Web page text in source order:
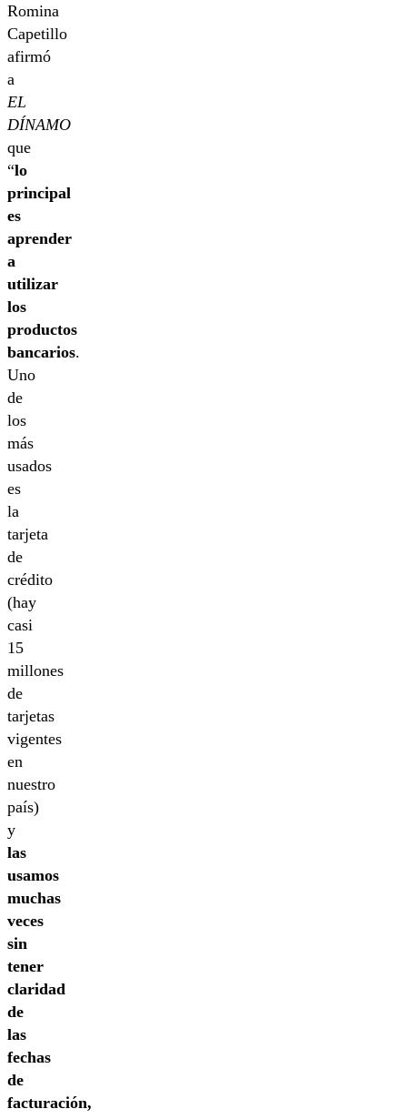
Romina
Capetillo
afirmó
a
EL
DÍNAMO
que
“lo
principal
es
aprender
a
utilizar
los
productos
bancarios.
Uno
de
los
más
usados
es
la
tarjeta
de
crédito
(hay
casi
15
millones
de
tarjetas
vigentes
en
nuestro
país)
y
las
usamos
muchas
veces
sin
tener
claridad
de
las
fechas
de
facturación,